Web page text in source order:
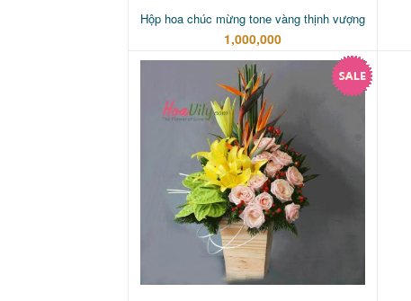
Hộp hoa chúc mừng tone vàng thịnh vượng
1,000,000